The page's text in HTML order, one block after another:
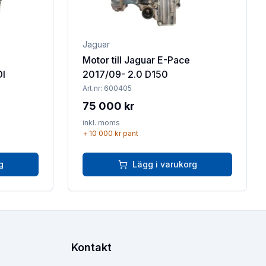
Jaguar
Motor till Jaguar E-Pace
2017/09- 2.0 D150
Art.nr: 600405
75 000 kr
inkl. moms
+ 10 000 krpant
Lägg i varukorg
Kontakt